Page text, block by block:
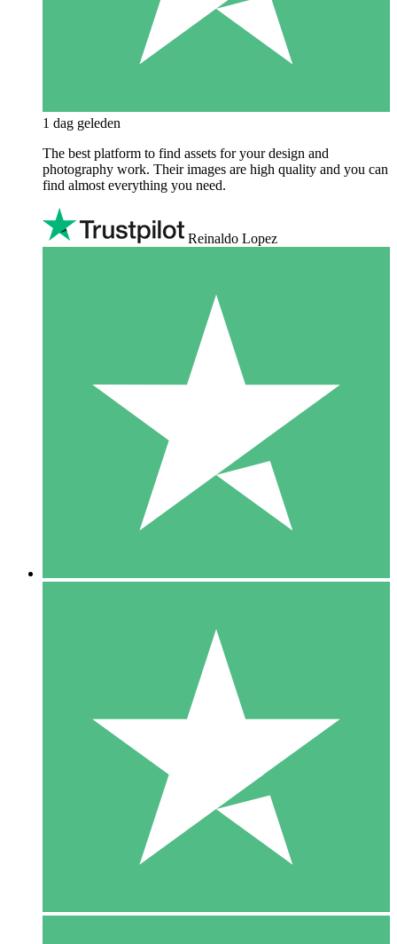
1 dag geleden
The best platform to find assets for your design and
photography work. Their images are high quality and you can
find almost everything you need.
Reinaldo Lopez